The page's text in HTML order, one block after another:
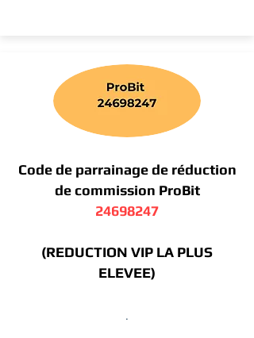
Code de parrainage de réduction
de commission ProBit
24698247
(REDUCTION VIP LA PLUS
ELEVEE)
.